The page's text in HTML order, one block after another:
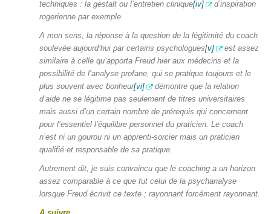
techniques : la gestalt ou l’entretien clinique[iv]
d’inspiration
rogerienne par exemple.
A mon sens, la réponse à la question de la légitimité du coach
soulevée aujourd’hui par certains psychologues[v]
est assez
similaire à celle qu’apporta Freud hier aux médecins et la
possibilité de l’analyse profane, qui se pratique toujours et le
plus souvent avec bonheur[vi]
démontre que la relation
d’aide ne se légitime pas seulement de titres universitaires
mais aussi d’un certain nombre de prérequis qui concernent
pour l’essentiel l’équilibre personnel du praticien. Le coach
n’est ni un gourou ni un apprenti-sorcier mais un praticien
qualifié et responsable de sa pratique.
Autrement dit, je suis convaincu que le coaching a un horizon
assez comparable à ce que fut celui de la psychanalyse
lorsque Freud écrivit ce texte ; rayonnant forcément rayonnant.